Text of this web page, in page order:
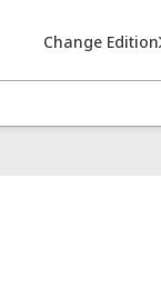
Change Edition